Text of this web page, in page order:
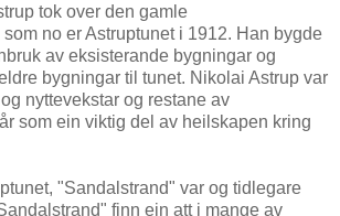
tok over den gamle
no er Astruptunet i 1912. Han bygde
av eksisterande bygningar og
bygningar til tunet. Nikolai Astrup var
nyttevekstar og restane av
som ein viktig del av heilskapen kring
"Sandalstrand" var og tidlegare
finn ein att i mange av